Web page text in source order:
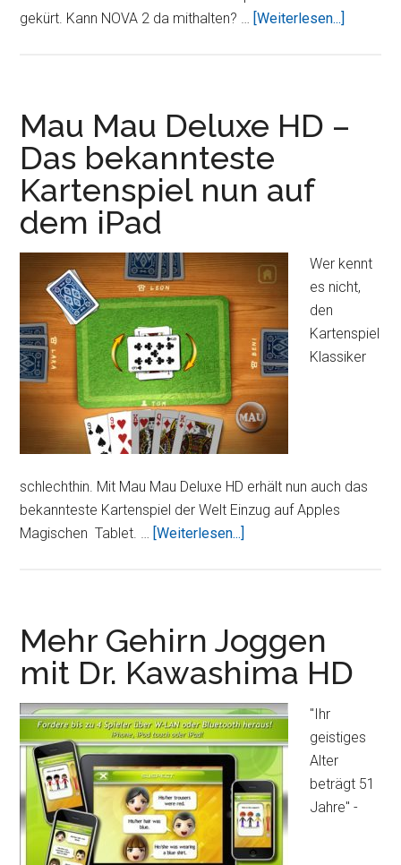
gekürt. Kann NOVA 2 da mithalten? … [Weiterlesen...]
Mau Mau Deluxe HD –
Das bekannteste
Kartenspiel nun auf
dem iPad
Wer kennt
es nicht,
den
Kartenspiel
Klassiker
schlechthin. Mit Mau Mau Deluxe HD erhält nun auch das
bekannteste Kartenspiel der Welt Einzug auf Apples
Magischen Tablet. … [Weiterlesen...]
Das
bekannteste
nun
auf
dem
iPad
Mehr Gehirn Joggen
mit Dr. Kawashima HD
"Ihr
geistiges
Alter
beträgt 51
Jahre" -